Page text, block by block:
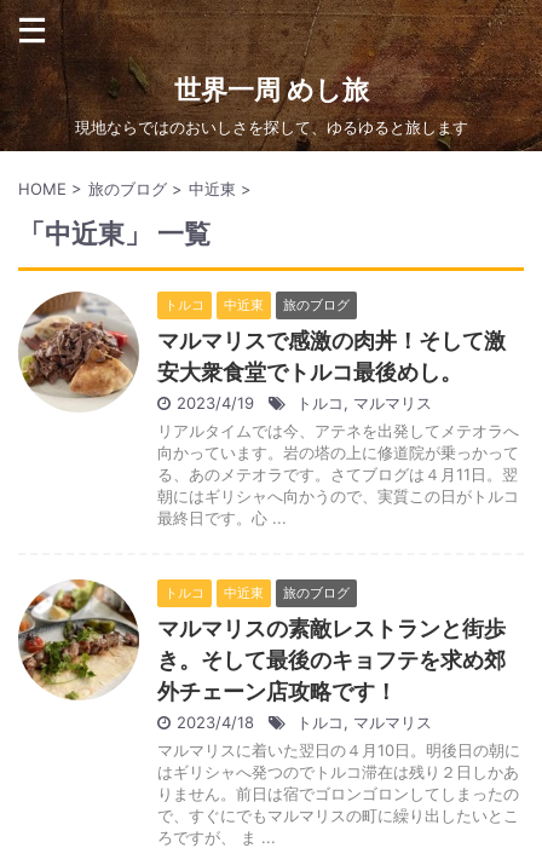
世界一周 めし旅
現地ならではのおいしさを探して、ゆるゆると旅します
HOME > 旅のブログ > 中近東 >
「中近東」 一覧
トルコ 中近東 旅のブログ
マルマリスで感激の肉丼！そして激
安大衆食堂でトルコ最後めし。
2023/4/19 トルコ, マルマリス
リアルタイムでは今、アテネを出発してメテオラへ
向かっています。岩の塔の上に修道院が乗っかって
る、あのメテオラです。さてブログは４月11日。翌
朝にはギリシャへ向かうので、実質この日がトルコ
最終日です。心 ...
トルコ 中近東 旅のブログ
マルマリスの素敵レストランと街歩
き。そして最後のキョフテを求め郊
外チェーン店攻略です！
2023/4/18 トルコ, マルマリス
マルマリスに着いた翌日の４月10日。明後日の朝に
はギリシャへ発つのでトルコ滞在は残り２日しかあ
りません。前日は宿でゴロンゴロンしてしまったの
で、すぐにでもマルマリスの町に繰り出したいとこ
ろですが、 ま ...